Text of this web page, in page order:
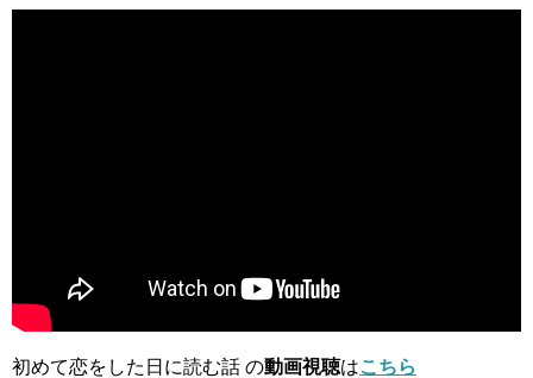
初めて恋をした日に読む話 の動画視聴はこちら